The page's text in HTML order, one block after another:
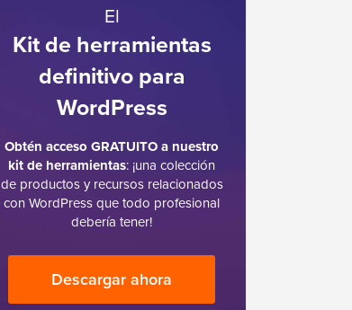
El
Kit de herramientas
definitivo para
WordPress
Obtén acceso GRATUITO a nuestro
kit de herramientas: ¡una colección
de productos y recursos relacionados
con WordPress que todo profesional
debería tener!
Descargar ahora